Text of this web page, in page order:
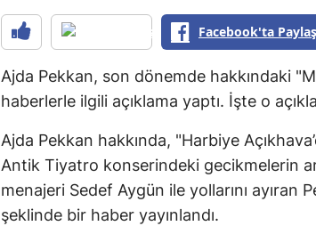
Facebook'ta Paylaş
Ajda Pekkan, son dönemde hakkındaki
haberlerle ilgili açıklama yaptı. İşte o
Ajda Pekkan hakkında, "Harbiye
Antik Tiyatro konserindeki gecikmelerin
menajeri Sedef Aygün ile yollarını ayıran
şeklinde bir haber yayınlandı.